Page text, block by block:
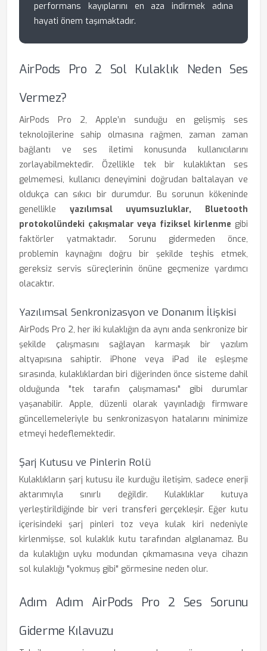
performans kayıplarını en aza indirmek adına
hayati önem taşımaktadır.
AirPods Pro 2 Sol Kulaklık Neden Ses
Vermez?
AirPods Pro 2, Apple’ın sunduğu en gelişmiş ses
teknolojilerine sahip olmasına rağmen, zaman zaman
bağlantı ve ses iletimi konusunda kullanıcılarını
zorlayabilmektedir. Özellikle tek bir kulaklıktan ses
gelmemesi, kullanıcı deneyimini doğrudan baltalayan ve
oldukça can sıkıcı bir durumdur. Bu sorunun kökeninde
genellikle yazılımsal uyumsuzluklar, Bluetooth
protokolündeki çakışmalar veya fiziksel kirlenme gibi
faktörler yatmaktadır. Sorunu gidermeden önce,
problemin kaynağını doğru bir şekilde teşhis etmek,
gereksiz servis süreçlerinin önüne geçmenize yardımcı
olacaktır.
Yazılımsal Senkronizasyon ve Donanım İlişkisi
AirPods Pro 2, her iki kulaklığın da aynı anda senkronize bir
şekilde çalışmasını sağlayan karmaşık bir yazılım
altyapısına sahiptir. iPhone veya iPad ile eşleşme
sırasında, kulaklıklardan biri diğerinden önce sisteme dahil
olduğunda "tek tarafın çalışmaması" gibi durumlar
yaşanabilir. Apple, düzenli olarak yayınladığı firmware
güncellemeleriyle bu senkronizasyon hatalarını minimize
etmeyi hedeflemektedir.
Şarj Kutusu ve Pinlerin Rolü
Kulaklıkların şarj kutusu ile kurduğu iletişim, sadece enerji
aktarımıyla sınırlı değildir. Kulaklıklar kutuya
yerleştirildiğinde bir veri transferi gerçekleşir. Eğer kutu
içerisindeki şarj pinleri toz veya kulak kiri nedeniyle
kirlenmişse, sol kulaklık kutu tarafından algılanamaz. Bu
da kulaklığın uyku modundan çıkmamasına veya cihazın
sol kulaklığı "yokmuş gibi" görmesine neden olur.
Adım Adım AirPods Pro 2 Ses Sorunu
Giderme Kılavuzu